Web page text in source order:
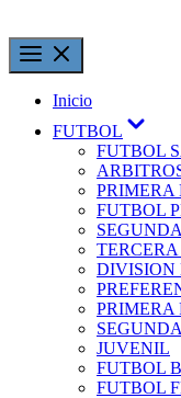
Inicio
FUTBOL
FUTBOL
PRIMERA
FUTBOL
DIVISION
PRIMERA
JUVENIL
FUTBOL
FUTBOL